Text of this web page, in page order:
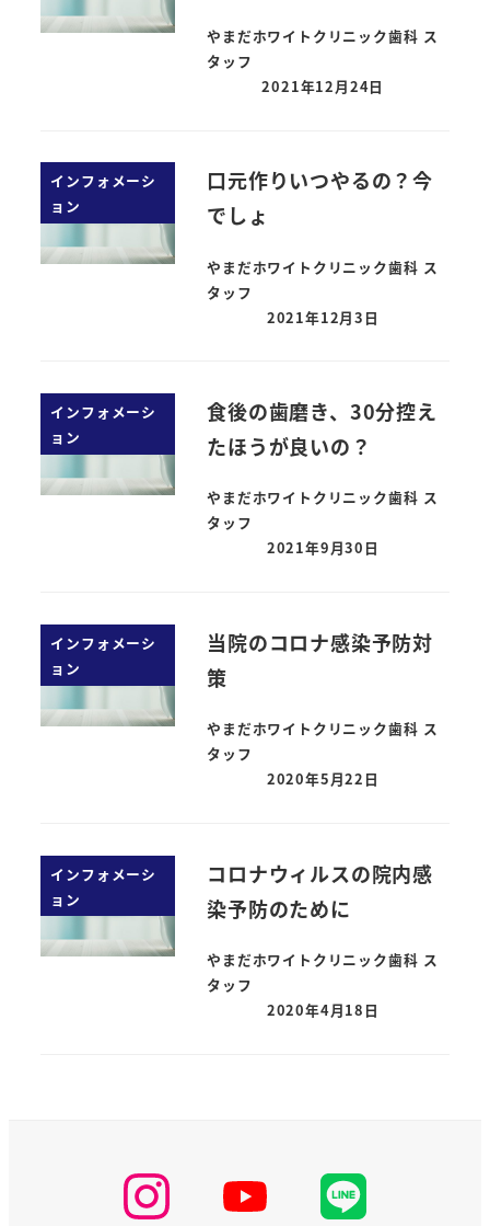
やまだホワイトクリニック歯科 ス
タッフ
2021年12月24日
インフォメーシ
ョン
口元作りいつやるの？今
でしょ
やまだホワイトクリニック歯科 ス
タッフ
2021年12月3日
インフォメーシ
ョン
食後の歯磨き、30分控え
たほうが良いの？
やまだホワイトクリニック歯科 ス
タッフ
2021年9月30日
インフォメーシ
ョン
当院のコロナ感染予防対
策
やまだホワイトクリニック歯科 ス
タッフ
2020年5月22日
インフォメーシ
ョン
コロナウィルスの院内感
染予防のために
やまだホワイトクリニック歯科 ス
タッフ
2020年4月18日